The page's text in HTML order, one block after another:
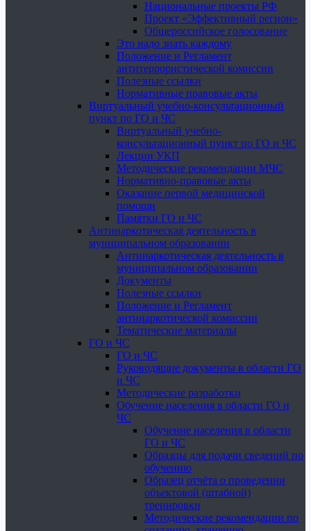
Национальные проекты РФ
Проект «Эффективный регион»
Общероссийское голосование
Это надо знать каждому
Положение и Регламент
антитеррористической комиссии
Полезные ссылки
Нормативные правовые акты
Виртуальный учебно-консультационный
пункт по ГО и ЧС
Виртуальный учебно-
консультационный пункт по ГО и ЧС
Лекции УКП
Методические рекомендации МЧС
Нормативно-правовые акты
Оказание первой медицинской
помощи
Памятки ГО и ЧС
Антинаркотическая деятельность в
муниципальном образовании
Антинаркотическая деятельность в
муниципальном образовании
Документы
Полезные ссылки
Положение и Регламент
антинаркотической комиссии
Тематические материалы
ГО и ЧС
ГО и ЧС
Руководящие документы в области ГО
и ЧС
Методические разработки
Обучение населения в области ГО и
ЧС
Обучение населения в области
ГО и ЧС
Образцы для подачи сведений по
обучению
Образец отчёта о проведении
объектовой (штабной)
тренировки
Методические рекомендации по